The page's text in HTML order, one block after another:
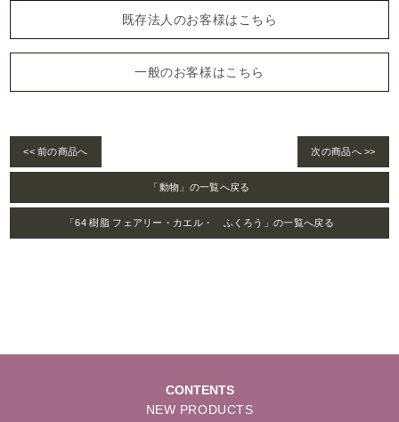
既存法人のお客様はこちら
一般のお客様はこちら
<< 前の商品へ 次の商品へ >>
「動物」の一覧へ戻る
「64 樹脂 フェアリー・カエル・ ふくろう」の一覧へ戻る
CONTENTS
NEW PRODUCTS